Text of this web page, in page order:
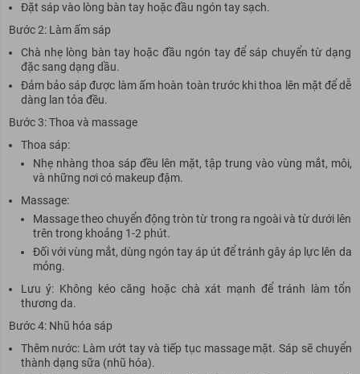
Đặt sáp vào lòng bàn tay hoặc đầu ngón tay sạch.
Bước 2: Làm ấm sáp
Chà nhẹ lòng bàn tay hoặc đầu ngón tay để sáp chuyển từ dạng
đặc sang dạng dầu.
Đảm bảo sáp được làm ấm hoàn toàn trước khi thoa lên mặt để dễ
dàng lan tỏa đều.
Bước 3: Thoa và massage
Thoa sáp:
Nhẹ nhàng thoa sáp đều lên mặt, tập trung vào vùng mắt, môi,
và những nơi có makeup đậm.
Massage:
Massage theo chuyển động tròn từ trong ra ngoài và từ dưới lên
trên trong khoảng 1-2 phút.
Đối với vùng mắt, dùng ngón tay áp út để tránh gây áp lực lên da
mỏng.
Lưu ý: Không kéo căng hoặc chà xát mạnh để tránh làm tổn
thương da.
Bước 4: Nhũ hóa sáp
Thêm nước: Làm ướt tay và tiếp tục massage mặt. Sáp sẽ chuyển
thành dạng sữa (nhũ hóa).